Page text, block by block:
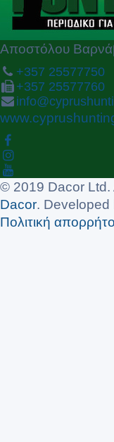
Αποστόλου
+357 25577750
+357 25577760
© 2019 Dacor Ltd.
Dacor. Developed
Πολιτική